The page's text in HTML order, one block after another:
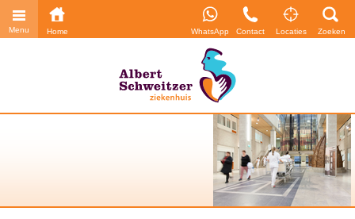
Menu Home WhatsApp Contact Locaties Zoeken